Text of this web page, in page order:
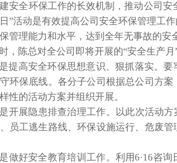
安全环保工作的长效机制，推动公司
”活动是有效提高公司安全环保管理工
管理能力和水平，达到全年无事故的安
，陈总对全公司即将开展的“安全生产
提高安全环保思想意识、狠抓落实。
环保底线。各分子公司根据总公司方
性的活动方案并组织开展。
开展隐患排查治理工作。以此次活动
员工逃生路线、环保设施运行、危废
做好安全教育培训工作。利用6·16咨